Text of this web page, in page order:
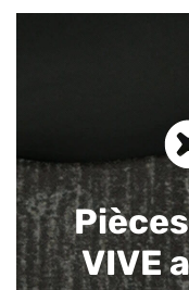
VIVE